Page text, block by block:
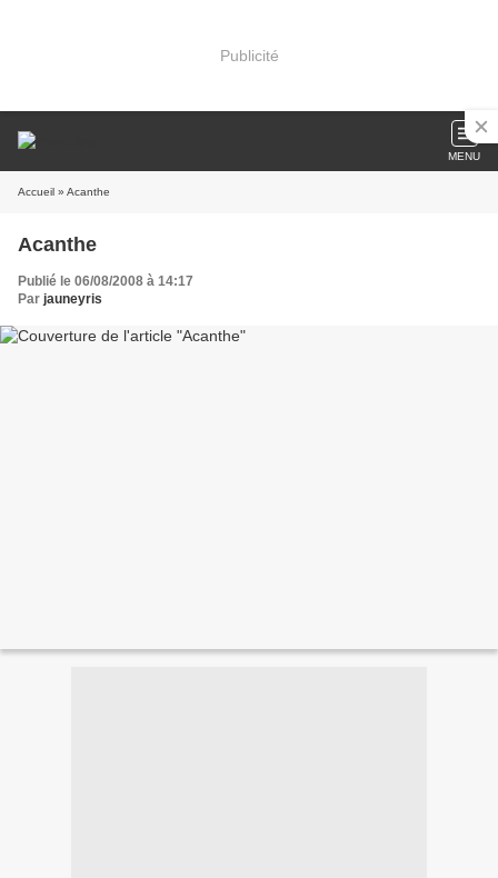
Publicité
MENU
Accueil » Acanthe
Acanthe
Publié le 06/08/2008 à 14:17
Par jauneyris